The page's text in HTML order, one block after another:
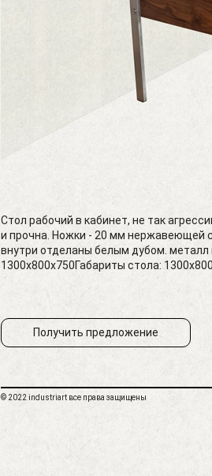
Cтол рабочий в кабинет, не так
и прочна. Ножки - 20 мм нержавеющей
внутри отделаны белым дубом.
1300х800х750Габариты стола:
Получить предложение
© 2022 industriart все права защищены